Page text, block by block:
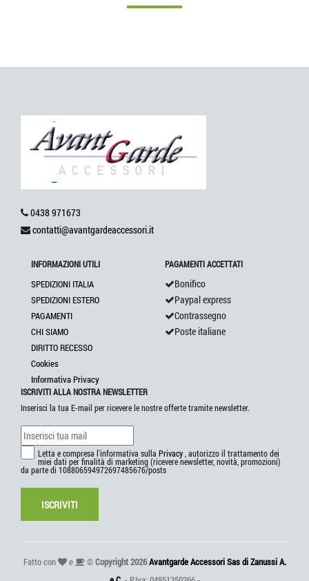
0438 971673
contatti@avantgardeaccessori.it
INFORMAZIONI UTILI
SPEDIZIONI ITALIA
SPEDIZIONI ESTERO
PAGAMENTI
CHI SIAMO
DIRITTO RECESSO
Cookies
Informativa Privacy
PAGAMENTI ACCETTATI
Bonifico
Paypal express
Contrassegno
Poste italiane
ISCRIVITI ALLA NOSTRA NEWSLETTER
Inserisci la tua E-mail per ricevere le nostre offerte tramite newsletter.
Letta e compresa l'informativa sulla Privacy , autorizzo il trattamento dei
miei dati per finalità di marketing (ricevere newsletter, novità, promozioni)
da parte di 108806594972697485676/posts
ISCRIVITI
Fatto con e ©Copyright 2026Avantgarde Accessori Sas di Zanussi A.